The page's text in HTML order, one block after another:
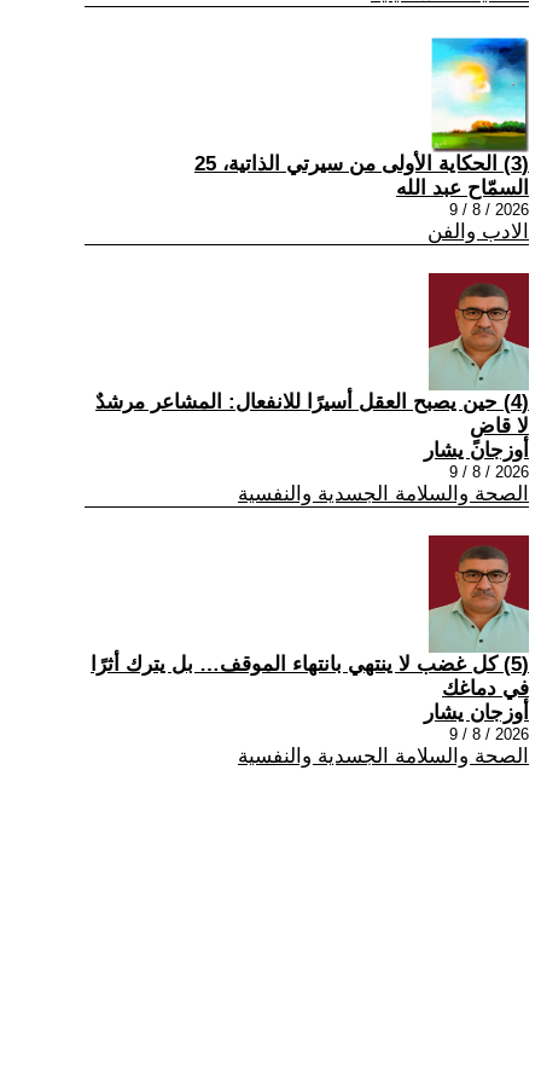
(3) الحكاية الأولى من سيرتي الذاتية، 25
السمّاح عبد الله
2026 / 8 / 9
الادب والفن
(4) حين يصبح العقل أسيرًا للانفعال: المشاعر مرشدٌ
لا قاضٍ
أوزجان يشار
2026 / 8 / 9
الصحة والسلامة الجسدية والنفسية
(5) كل غضب لا ينتهي بانتهاء الموقف… بل يترك أثرًا
في دماغك
أوزجان يشار
2026 / 8 / 9
الصحة والسلامة الجسدية والنفسية